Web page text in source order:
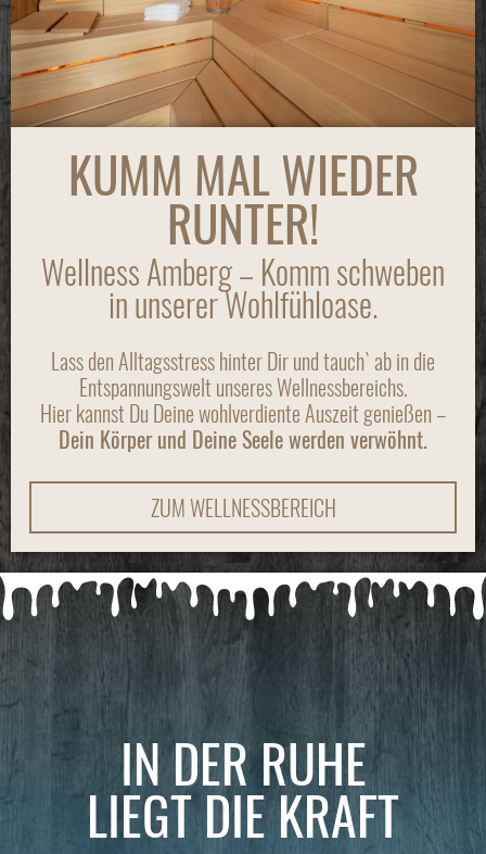
KUMM MAL WIEDER
RUNTER!
Wellness Amberg – Komm schweben
in unserer Wohlfühloase.
Lass den Alltagsstress hinter Dir und tauch` ab in die
Entspannungswelt unseres Wellnessbereichs.
Hier kannst Du Deine wohlverdiente Auszeit genießen –
Dein Körper und Deine Seele werden verwöhnt.
ZUM WELLNESSBEREICH
IN DER RUHE
LIEGT DIE KRAFT